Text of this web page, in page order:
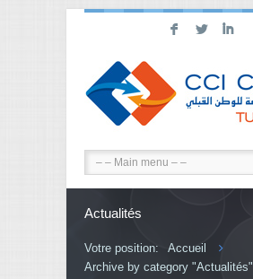
F L I
Actualités
Votre position:
Accueil
Archive by category "Actualités"